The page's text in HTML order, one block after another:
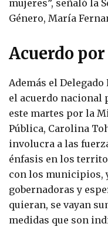
mujeres”, señaló la
Género, María
Acuerdo
Además el
el acuerdo nacional
este martes por la
Pública, Carolina
involucra a las
énfasis en los
con los municipios,
gobernadoras y
quieran, se vayan
medidas que son